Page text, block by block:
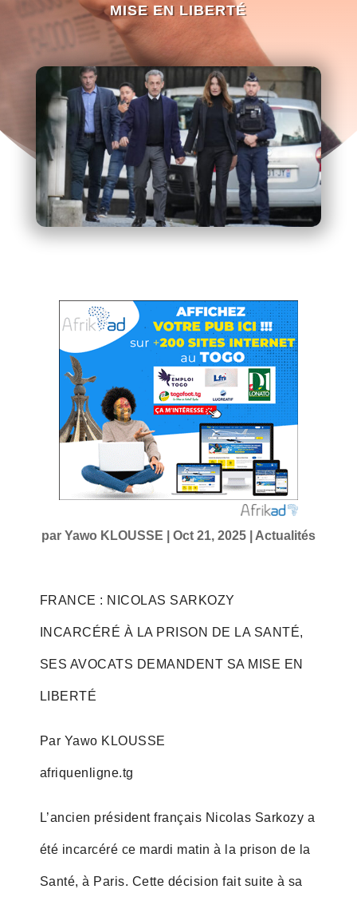
MISE EN LIBERTÉ
par Yawo KLOUSSE Oct 21, 2025| Actualités
FRANCE : NICOLAS SARKOZY
INCARCÉRÉ À LA PRISON DE LA SANTÉ,
SES AVOCATS DEMANDENT SA MISE EN
LIBERTÉ
Par Yawo KLOUSSE
afriquenligne.tg
L’ancien président français Nicolas Sarkozy a
été incarcéré ce mardi matin à la prison de la
Santé, à Paris. Cette décision fait suite à sa